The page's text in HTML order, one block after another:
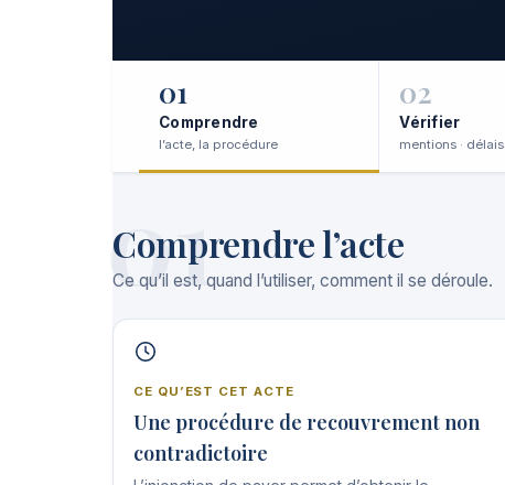
01
Comprendre
l’acte, la procédure
02
Vérifier
mentions · délais
01
Comprendre l’acte
Ce qu’il est, quand l’utiliser, comment il se déroule.
CE QU’EST CET ACTE
Une procédure de recouvrement non
contradictoire